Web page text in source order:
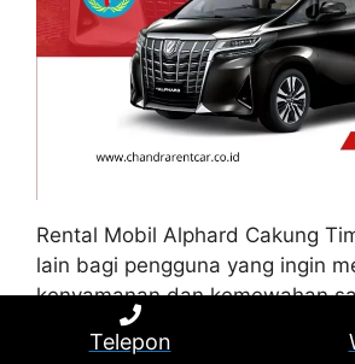
Rental Mobil Alphard Cakung
lain bagi pengguna yang ingin
kenyamanan dan kemewahan
di Cakung Timur. Toyota
fasilitas istimewa yang
Telepon